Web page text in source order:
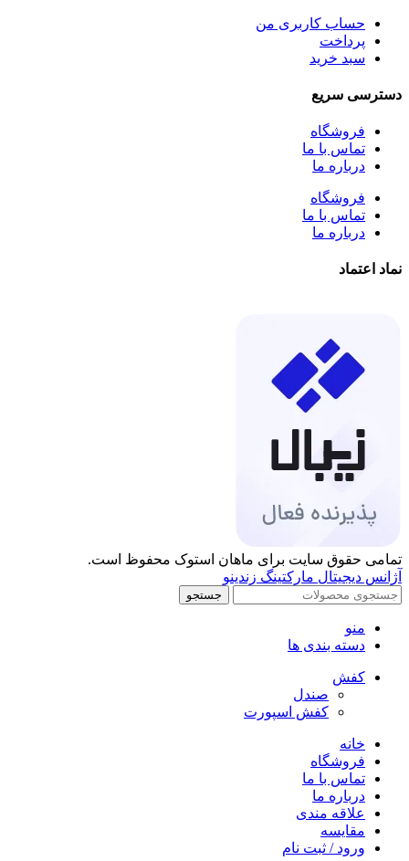
حساب کاربری من
پرداخت
سبد خرید
دسترسی سریع
فروشگاه
تماس با ما
درباره ما
فروشگاه
تماس با ما
درباره ما
نماد اعتماد
تمامی حقوق سایت برای ماهان استوک محفوظ است.
آژانس دیجیتال مارکتینگ زندینو
جستجو
منو
دسته بندی ها
کفش
صندل
کفش اسپورت
خانه
فروشگاه
تماس با ما
درباره ما
علاقه مندی
مقایسه
ورود / ثبت نام